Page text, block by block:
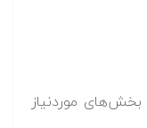
بخش‌های موردنیاز